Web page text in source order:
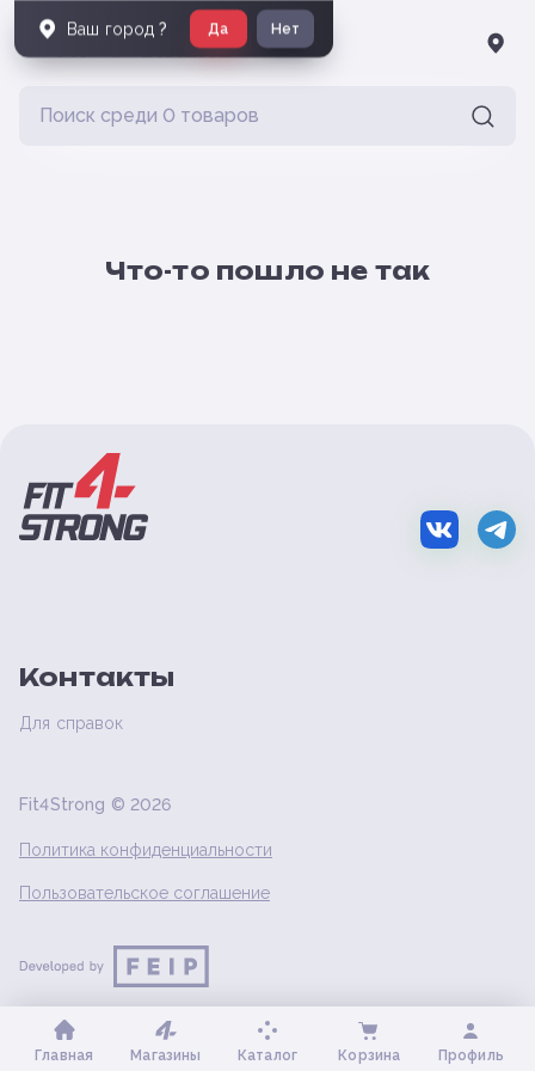
Что-то пошло не так
Контакты
Для справок
Fit4Strong © 2026
Политика конфиденциальности
Пользовательское соглашение
Главная Магазины Каталог Корзина Профиль
Ваш город ? Да Нет